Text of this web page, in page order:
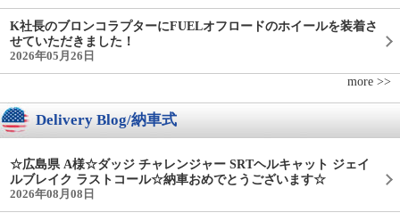
K社長のブロンコラプターにFUELオフロードのホイールを装着さ
せていただきました！
2026年05月26日
more >>
Delivery Blog/納車式
☆広島県 A様☆ダッジ チャレンジャー SRTヘルキャット ジェイ
ルブレイク ラストコール☆納車おめでとうございます☆
2026年08月08日